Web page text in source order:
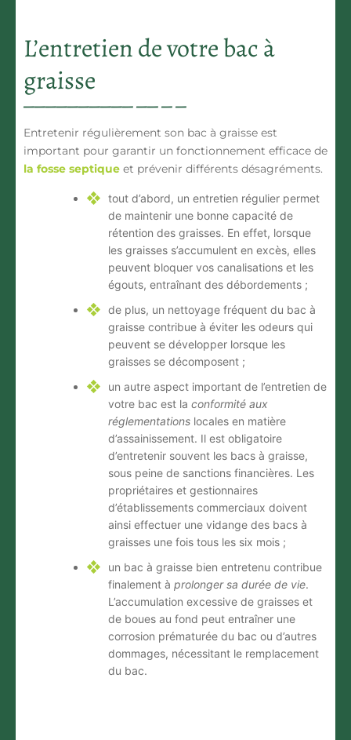
L’entretien de votre bac à
graisse
Entretenir régulièrement son bac à graisse est
important pour garantir un fonctionnement efficace de
la fosse septique et prévenir différents désagréments.
tout d’abord, un entretien régulier permet
de maintenir une bonne capacité de
rétention des graisses. En effet, lorsque
les graisses s’accumulent en excès, elles
peuvent bloquer vos canalisations et les
égouts, entraînant des débordements ;
de plus, un nettoyage fréquent du bac à
graisse contribue à éviter les odeurs qui
peuvent se développer lorsque les
graisses se décomposent ;
un autre aspect important de l’entretien de
votre bac est la conformité aux
réglementations locales en matière
d’assainissement. Il est obligatoire
d’entretenir souvent les bacs à graisse,
sous peine de sanctions financières. Les
propriétaires et gestionnaires
d’établissements commerciaux doivent
ainsi effectuer une vidange des bacs à
graisses une fois tous les six mois ;
un bac à graisse bien entretenu contribue
finalement à prolonger sa durée de vie.
L’accumulation excessive de graisses et
de boues au fond peut entraîner une
corrosion prématurée du bac ou d’autres
dommages, nécessitant le remplacement
du bac.